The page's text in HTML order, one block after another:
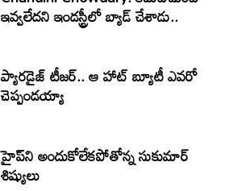
ఇవ్వలేదని ఇండస్ట్రీలో బ్యాడ్ చేశాడు..
ప్యారడైజ్ టీజర్.. ఆ హాట్ బ్యూటీ ఎవరో
చెప్పండయ్యా
హైప్‌ని అందుకోలేకపోతోన్న సుకుమార్
శిష్యులు